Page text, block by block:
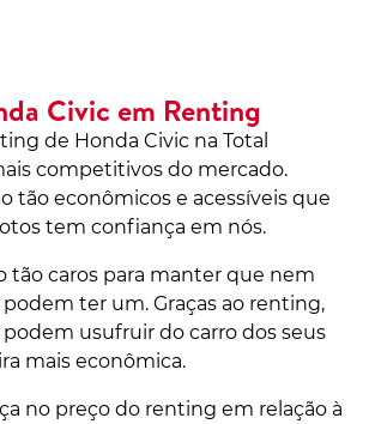
Civic em Renting
de Honda Civic na Total
competitivos do mercado.
tão econômicos e acessíveis que
tem confiança em nós.
tão caros para manter que nem
podem ter um. Graças ao renting,
podem usufruir do carro dos seus
mais econômica.
no preço do renting em relação à